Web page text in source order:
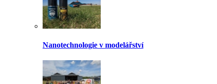
Nanotechnologie v modelářství